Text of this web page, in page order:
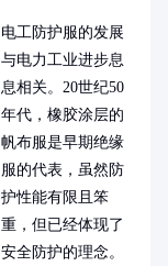
电工防护服的发展
与电力工业进步息
息相关。20世纪50
年代，橡胶涂层的
帆布服是早期绝缘
服的代表，虽然防
护性能有限且笨
重，但已经体现了
安全防护的理念。